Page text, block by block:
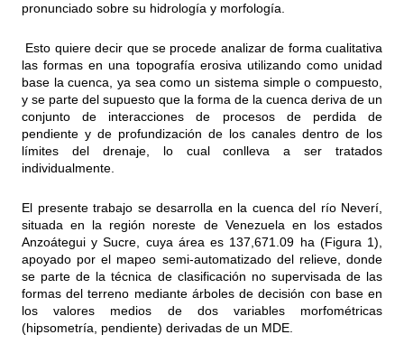
pronunciado sobre su hidrología y morfología.
Esto quiere decir que se procede analizar de forma cualitativa
las formas en una topografía erosiva utilizando como unidad
base la cuenca, ya sea como un sistema simple o compuesto,
y se parte del supuesto que la forma de la cuenca deriva de un
conjunto de interacciones de procesos de perdida de
pendiente y de profundización de los canales dentro de los
límites del drenaje, lo cual conlleva a ser tratados
individualmente.
El presente trabajo se desarrolla en la cuenca del río Neverí,
situada en la región noreste de Venezuela en los estados
Anzoátegui y Sucre, cuya área es 137,671.09 ha (Figura 1),
apoyado por el mapeo semi-automatizado del relieve, donde
se parte de la técnica de clasificación no supervisada de las
formas del terreno mediante árboles de decisión con base en
los valores medios de dos variables morfométricas
(hipsometría, pendiente) derivadas de un MDE.